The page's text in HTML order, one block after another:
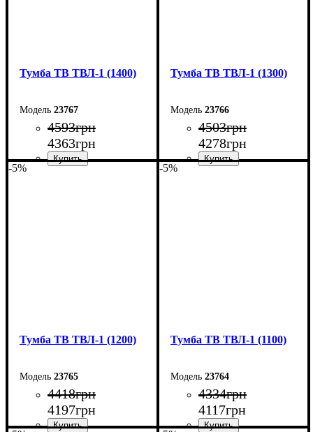
Тумба ТВ ТВЛ-1 (1400)
23767
4593грн
4363грн
Тумба ТВ ТВЛ-1 (1300)
23766
4503грн
4278грн
-5%
Тумба ТВ ТВЛ-1 (1200)
23765
4418грн
4197грн
-5%
Тумба ТВ ТВЛ-1 (1100)
23764
4334грн
4117грн